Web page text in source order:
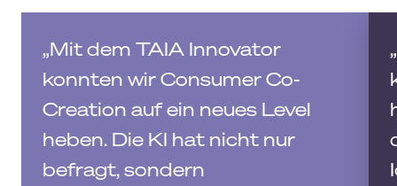
„Mit dem TAIA Innovator
konnten wir Consumer Co-
Creation auf ein neues Level
heben. Die KI hat nicht nur
befragt, sondern